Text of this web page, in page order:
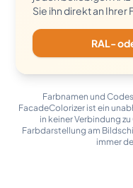
Sie ihn direkt an Ihrer
RAL-
Farbnamen und
FacadeColorizer ist ein
in keiner Verbindung
Farbdarstellung am
immer